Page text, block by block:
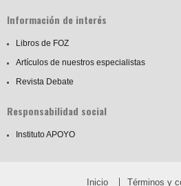
Información de interés
Libros de FOZ
Artículos de nuestros especialistas
Revista Debate
Responsabilidad social
Instituto APOYO
Inicio Términos y